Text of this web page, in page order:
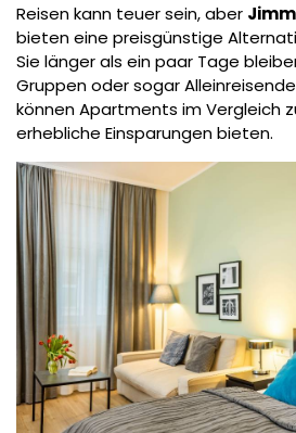
Reisen kann teuer sein, aber
bieten eine preisgünstige
Sie länger als ein paar Tage
Gruppen oder sogar
können Apartments im Vergleich
erhebliche Einsparungen bieten.